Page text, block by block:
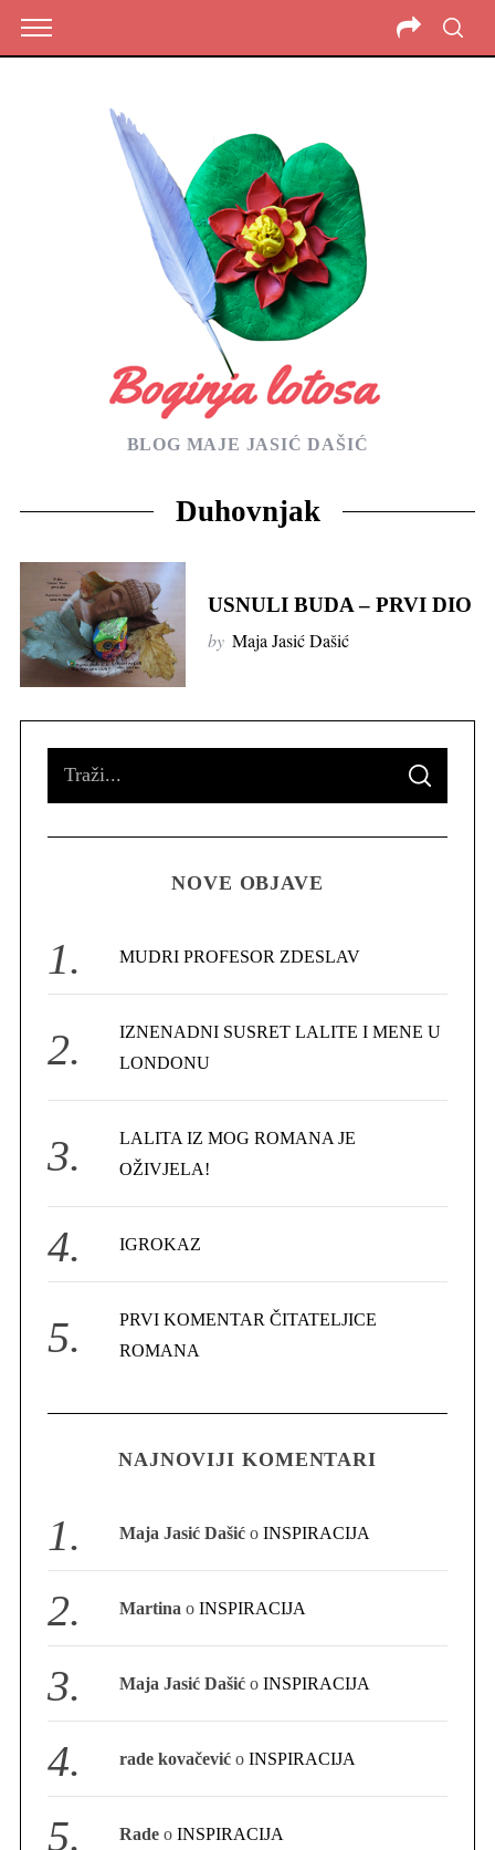
BLOG MAJE JASIĆ DAŠIĆ
Duhovnjak
USNULI BUDA – PRVI DIO
by Maja Jasić Dašić
o
S
A
C
NOVE OBJAVE
MUDRI PROFESOR ZDESLAV
IZNENADNI SUSRET LALITE I MENE U
LONDONU
LALITA IZ MOG ROMANA JE
OŽIVJELA!
IGROKAZ
PRVI KOMENTAR ČITATELJICE
ROMANA
NAJNOVIJI KOMENTARI
Maja Jasić Dašić oINSPIRACIJA
Martina oINSPIRACIJA
Maja Jasić Dašić oINSPIRACIJA
rade kovačević oINSPIRACIJA
Rade oINSPIRACIJA
e
a
c
h
o
r